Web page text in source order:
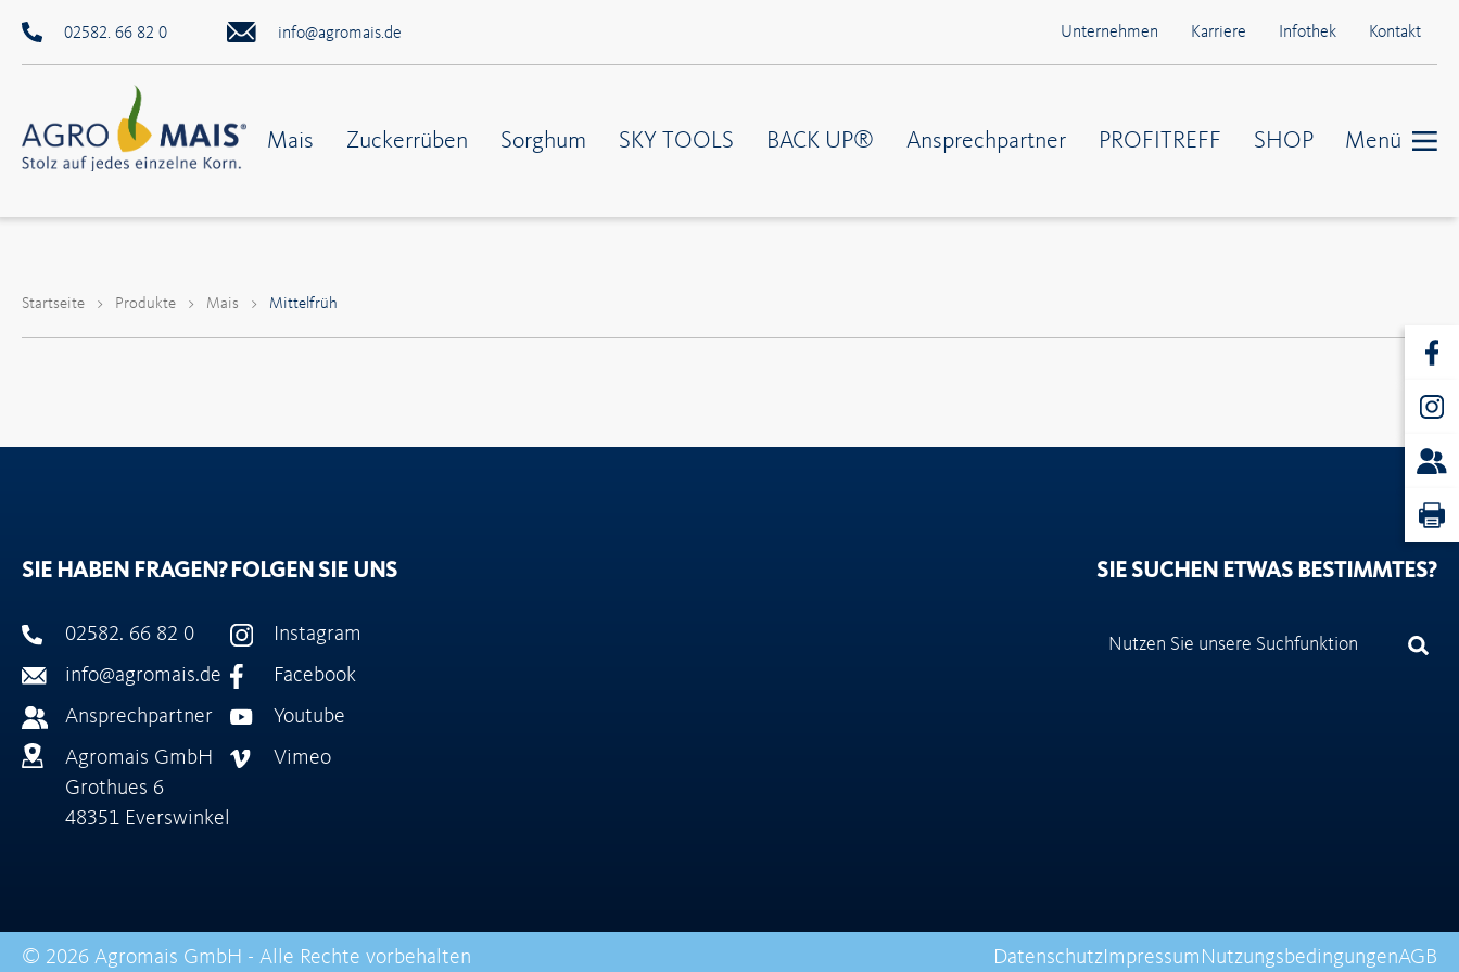
02582. 66 82 0 info@agromais.de Unternehmen Karriere Infothek Kontakt
Mais Zuckerrüben Sorghum SKY TOOLS BACK UP® Ansprechpartner PROFITREFF SHOP Menü
Startseite > Produkte > Mais > Mittelfrüh
SIE HABEN FRAGEN?
02582. 66 82 0
info@agromais.de
Ansprechpartner
Agromais GmbH
Grothues 6
48351 Everswinkel
FOLGEN SIE UNS
Instagram
Facebook
Youtube
Vimeo
SIE SUCHEN ETWAS BESTIMMTES?
© 2026 Agromais GmbH - Alle Rechte vorbehalten DatenschutzImpressum NutzungsbedingungenAGB